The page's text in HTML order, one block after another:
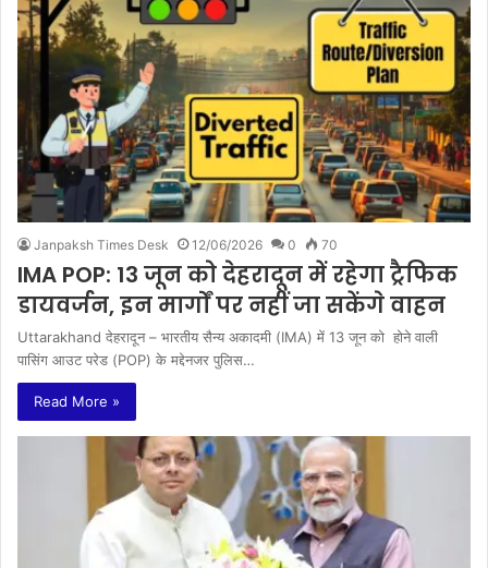
Janpaksh Times Desk 12/06/2026 0 70
IMA POP: 13 जून को देहरादून में रहेगा ट्रैफिक
डायवर्जन, इन मार्गों पर नहीं जा सकेंगे वाहन
Uttarakhand देहरादून – भारतीय सैन्य अकादमी (IMA) में 13 जून को होने वाली
पासिंग आउट परेड (POP) के मद्देनजर पुलिस…
Read More »